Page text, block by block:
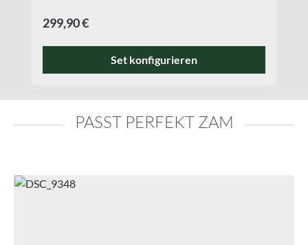
Regulärer Preis:
299,90 €
Set konfigurieren
PASST PERFEKT ZAM